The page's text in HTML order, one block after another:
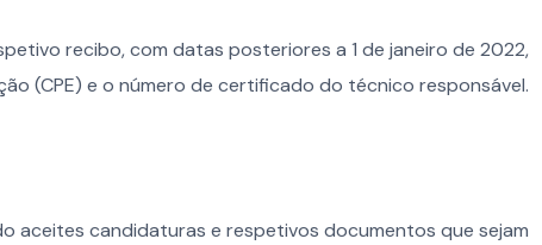
recibo, com datas posteriores a 1 de janeiro de 2022,
(CPE) e o número de certificado do técnico responsável.
aceites candidaturas e respetivos documentos que sejam